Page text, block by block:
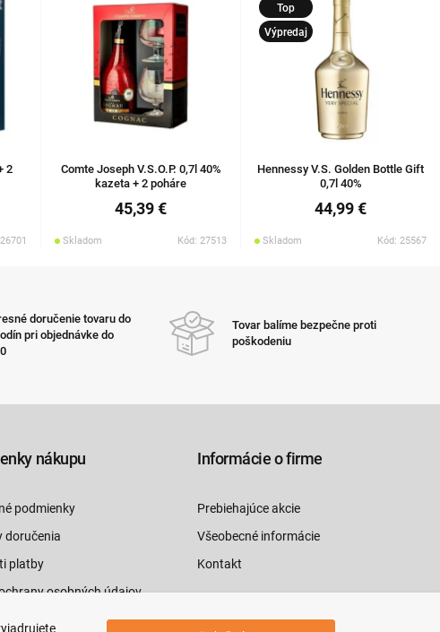
2
Comte Joseph V.S.O.P. 0,7l 40%
kazeta + 2 poháre
45,39 €
Skladom Kód: 27513
Top
Výpredaj
Hennessy V.S. Golden Bottle Gift
0,7l 40%
44,99 €
Skladom Kód: 25567
doručenie tovaru do
pri objednávke do
Tovar balíme bezpečne proti
poškodeniu
nákupu
podmienky
doručenia
platby
osobných údajov
Informácie o firme
Prebiehajúce akcie
Všeobecné informácie
Kontakt